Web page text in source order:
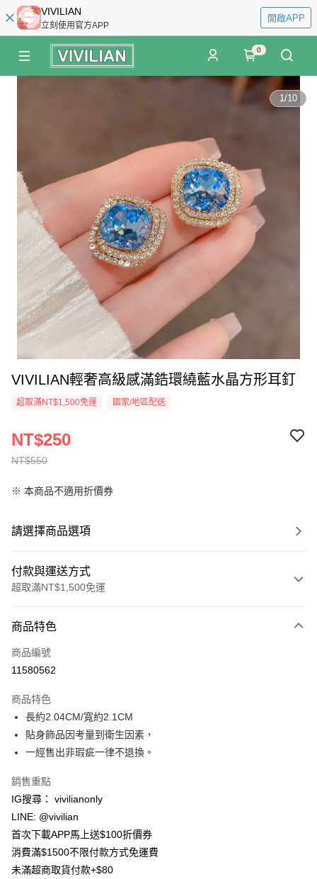
VIVILIAN
立刻使用官方APP
開啟APP
0
1/10
VIVILIAN輕奢高級感滿鋯環繞藍水晶方形耳釘
超取滿NT$1,500免運 國家/地區配送
NT$550
NT$250
※ 本商品不適用折價券
請選擇商品選項
付款與運送方式
超取滿NT$1,500免運
信用卡一次付款
信用卡分期付款
合作金庫商業銀行
華南商業銀行
上海商業儲蓄銀行
國泰世華商業銀行
匯豐（台灣）商業銀行
聯邦商業銀行
台新國際商業銀行
台灣樂天信用卡公司
超商取貨付款
LINE Pay
街口支付
悠遊付
Google Pay
大哥付你分期
商品特色
商品編號
11580562
商品特色
長約2.04CM/寬約2.1CM
貼身飾品因考量到衛生因素，
一經售出非瑕疵一律不退換。
銷售重點
IG搜尋： vivilianonly
LINE: @vivilian
首次下載APP馬上送$100折價券
消費滿$1500不限付款方式免運費
未滿超商取貨付款+$80